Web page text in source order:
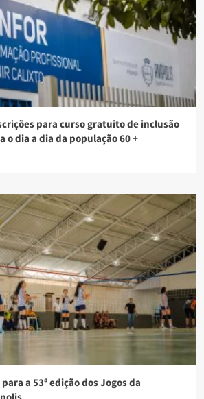
para curso gratuito de inclusão
dia a dia da população 60 +
a 53ª edição dos Jogos da